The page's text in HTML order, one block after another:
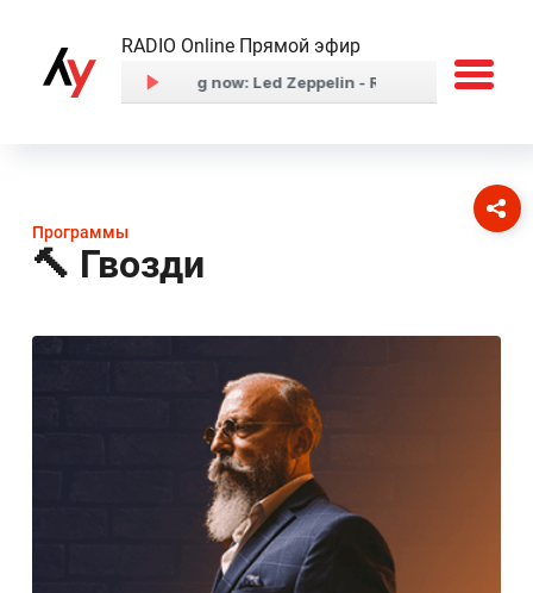
RADIO Online Прямой эфир
Программы
🔨 Гвозди